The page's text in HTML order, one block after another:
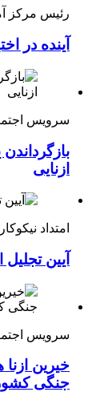
رئیس مرکز
آینده در
سرویس
ازنایی
امتداد
آیین
سرویس
خیرین
جنگی